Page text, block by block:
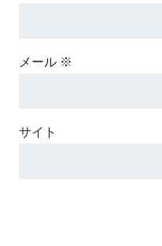
メール ※
サイト